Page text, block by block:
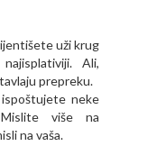
uži krug
Ali,
prepreku.
neke
više na
na vaša.